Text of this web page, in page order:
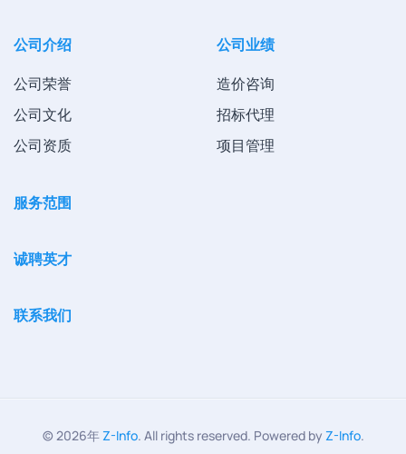
公司介绍
公司荣誉
公司文化
公司资质
公司业绩
造价咨询
招标代理
项目管理
服务范围
诚聘英才
联系我们
© 2026年Z-Info. All rights reserved. Powered by Z-Info.